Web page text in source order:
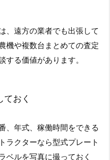
、遠方の業者でも出張して
機や複数台まとめての査定
する価値があります。
おく
、年式、稼働時間をできる
ラクターなら型式プレート
ベルを写真に撮っておく